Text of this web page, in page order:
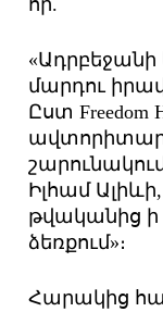
որ.
«Ադրբեջանի
մարդու
Ըստ Freedom
ավտորիտար
Իլհամ
թվականից ի
ձեռքում»։
Հարակից